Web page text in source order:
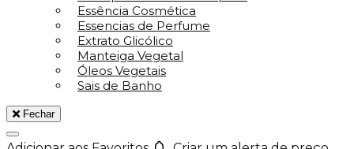
Essência Cosmética
Essencias de Perfume
Extrato Glicólico
Manteiga Vegetal
Óleos Vegetais
Sais de Banho
Fechar